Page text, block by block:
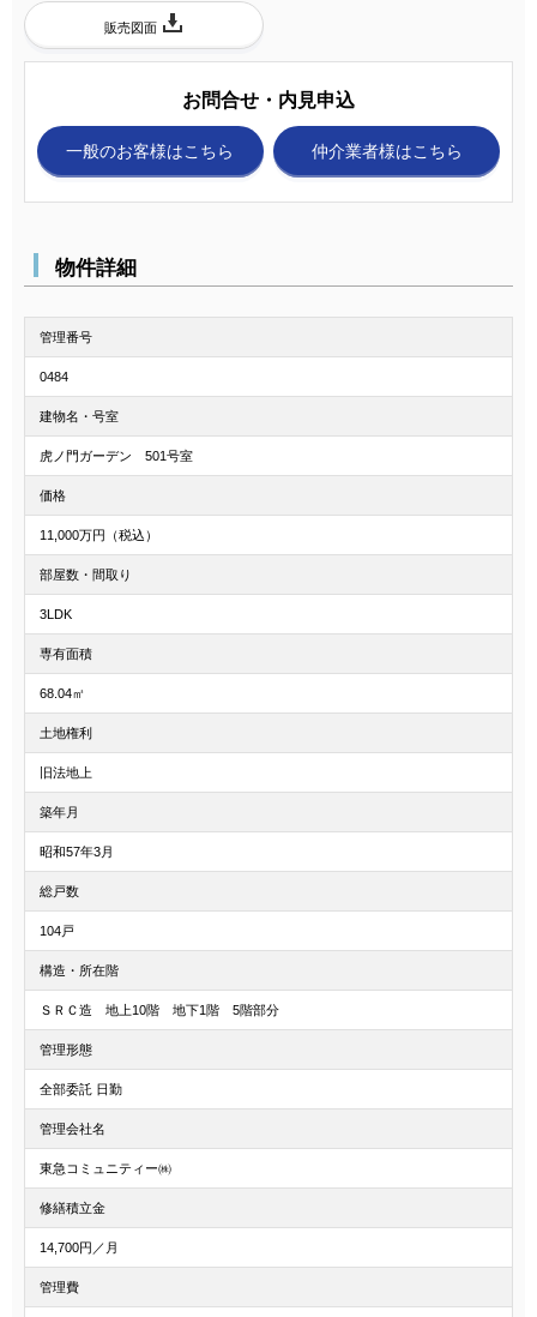
販売図面
お問合せ・内見申込
一般のお客様はこちら 仲介業者様はこちら
物件詳細
管理番号
0484
建物名・号室
虎ノ門ガーデン 501号室
価格
11,000万円（税込）
部屋数・間取り
3LDK
専有面積
68.04㎡
土地権利
旧法地上
築年月
昭和57年3月
総戸数
104戸
構造・所在階
ＳＲＣ造 地上10階 地下1階 5階部分
管理形態
全部委託 日勤
管理会社名
東急コミュニティー㈱
修繕積立金
14,700円／月
管理費